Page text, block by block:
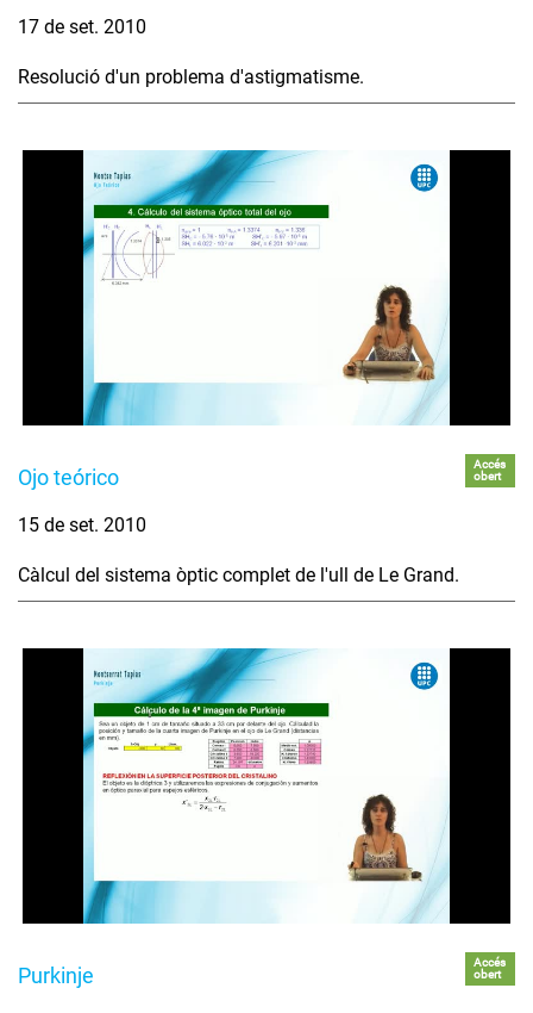
17 de set. 2010
Resolució d'un problema d'astigmatisme.
Ojo teórico
Accés
obert
15 de set. 2010
Càlcul del sistema òptic complet de l'ull de Le Grand.
Purkinje
Accés
obert